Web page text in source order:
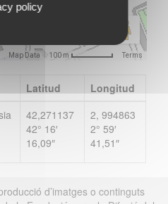
Map Data 100 m Terms
Latitud
Longitud
42,271137
42° 16′
16,09″
2, 994863
2° 59′
41,51″
d’imatges o continguts
policy